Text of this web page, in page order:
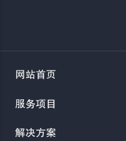
网站首页
服务项目
解决方案